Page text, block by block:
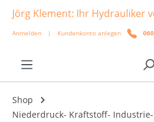
springen
Jörg Klement: Ihr Hydrauliker
Anmelden | Kundenkonto anlegen
Shop
Niederdruck- Kraftstoff-